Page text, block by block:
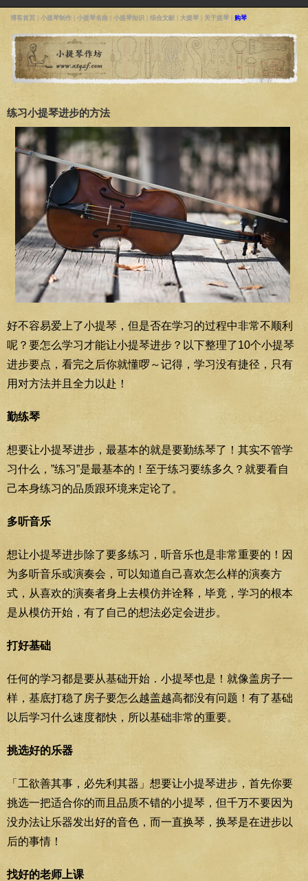
博客首页 小提琴制作 小提琴名曲 小提琴知识 综合文献 大提琴 关于提琴 购琴
练习小提琴进步的方法
好不容易爱上了小提琴，但是否在学习的过程中非常不顺利
呢？要怎么学习才能让小提琴进步？以下整理了10个小提琴
进步要点，看完之后你就懂啰～记得，学习没有捷径，只有
用对方法并且全力以赴！
勤练琴
想要让小提琴进步，最基本的就是要勤练琴了！其实不管学
习什么，”练习”是最基本的！至于练习要练多久？就要看自
己本身练习的品质跟环境来定论了。
多听音乐
想让小提琴进步除了要多练习，听音乐也是非常重要的！因
为多听音乐或演奏会，可以知道自己喜欢怎么样的演奏方
式，从喜欢的演奏者身上去模仿并诠释，毕竟，学习的根本
是从模仿开始，有了自己的想法必定会进步。
打好基础
任何的学习都是要从基础开始．小提琴也是！就像盖房子一
样，基底打稳了房子要怎么越盖越高都没有问题！有了基础
以后学习什么速度都快，所以基础非常的重要。
挑选好的乐器
「工欲善其事，必先利其器」想要让小提琴进步，首先你要
挑选一把适合你的而且品质不错的小提琴，但千万不要因为
没办法让乐器发出好的音色，而一直换琴，换琴是在进步以
后的事情！
找好的老师上课